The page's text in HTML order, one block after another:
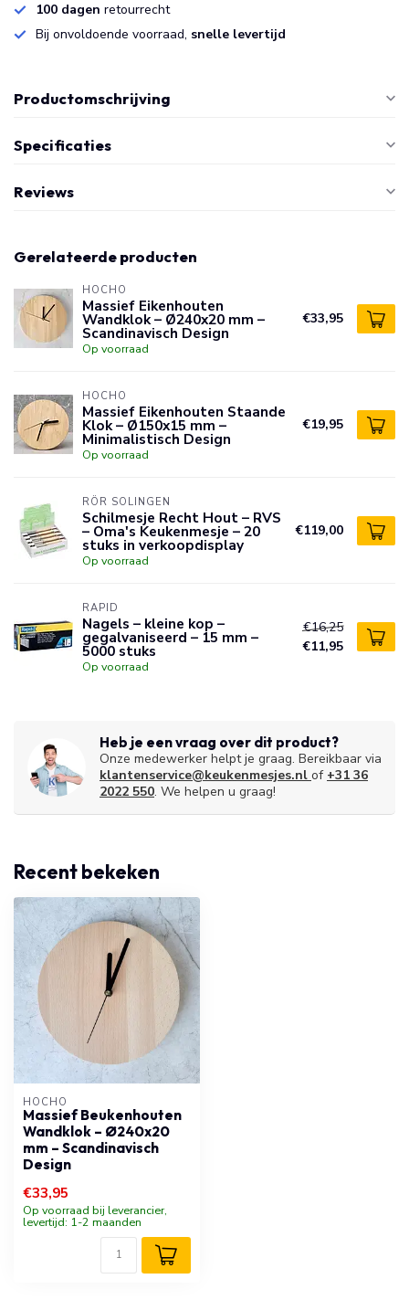
100 dagen retourrecht
Bij onvoldoende voorraad, snelle levertijd
Productomschrijving
Specificaties
Reviews
Gerelateerde producten
HOCHO
Massief Eikenhouten
Wandklok – Ø240x20 mm –
Scandinavisch Design
Op voorraad
€33,95
HOCHO
Massief Eikenhouten Staande
Klok – Ø150x15 mm –
Minimalistisch Design
Op voorraad
€19,95
RÖR SOLINGEN
Schilmesje Recht Hout – RVS
– Oma's Keukenmesje – 20
stuks in verkoopdisplay
Op voorraad
€119,00
RAPID
Nagels – kleine kop –
gegalvaniseerd – 15 mm –
5000 stuks
Op voorraad
€16,25
€11,95
Heb je een vraag over dit product?
Onze medewerker helpt je graag. Bereikbaar via
klantenservice@keukenmesjes.nl of +31 36
2022 550. We helpen u graag!
Recent bekeken
HOCHO
Massief Beukenhouten
Wandklok – Ø240x20
mm – Scandinavisch
Design
€33,95
Op voorraad bij leverancier,
levertijd: 1-2 maanden